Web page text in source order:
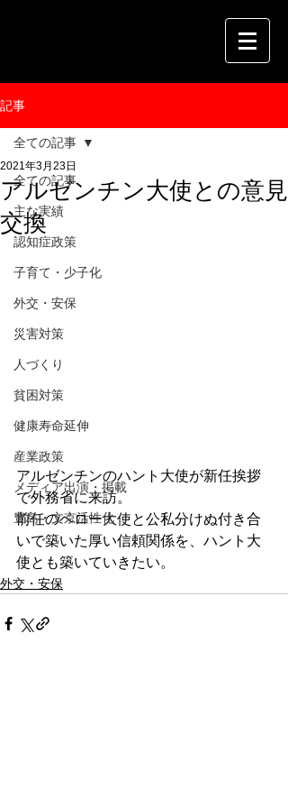
記事
全ての記事
主な実績
認知症政策
子育て・少子化
外交・安保
災害対策
人づくり
貧困対策
健康寿命延伸
産業政策
メディア出演・掲載
豊島・文京活性化
全ての記事
アルゼンチン大使との意見
交換
2021年3月23日
アルゼンチンのハント大使が新任挨拶
で外務省に来訪。
前任のベロー大使と公私分けぬ付き合
いで築いた厚い信頼関係を、ハント大
使とも築いていきたい。
外交・安保